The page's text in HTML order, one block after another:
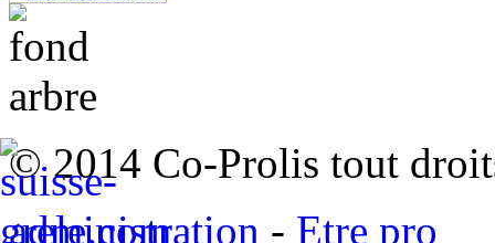
© 2014 Co-Prolis tout
administration - Etre pro